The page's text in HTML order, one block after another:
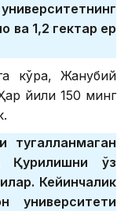
ва 1,2 гектар ер
кўра, Жанубий
йили 150 минг
тугалланмаган
Қурилишни ўз
Кейинчалик
университети